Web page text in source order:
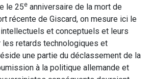
le 25e anniversaire de la mort de
récente de Giscard, on mesure ici le
et conceptuels et leurs
les retards technologiques et
une partie du déclassement de la
à la politique allemande et